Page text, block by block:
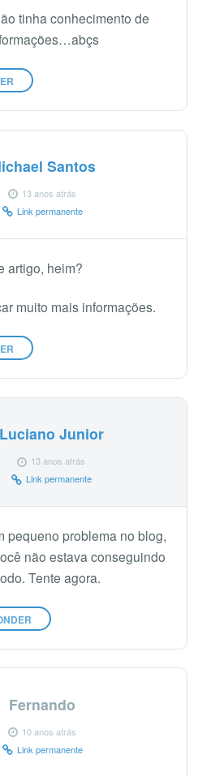
tinha conhecimento de
Santos
13 anos atrás
Link permanente
artigo, heim?
muito mais informações.
Luciano Junior
13 anos atrás
Link permanente
pequeno problema no blog,
não estava conseguindo
Tente agora.
Fernando
10 anos atrás
Link permanente